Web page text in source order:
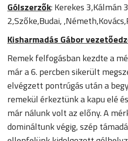
Gólszerzők: Kerekes 3,Kálmán
2,Szőke,Budai,
Kisharmadás Gábor
Remek felfogásban kezdte a
már a 6. percben sikerült
elvégzett pontrúgás után a
remekül érkeztünk a kapu elé
már nálunk volt az előny. A
domináltunk végig, szép